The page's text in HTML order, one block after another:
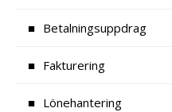
Betalningsuppdrag
Fakturering
Lönehantering